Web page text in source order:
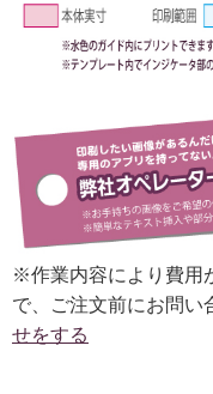
※作業内容により費用
で、ご注文前にお問い
せをする